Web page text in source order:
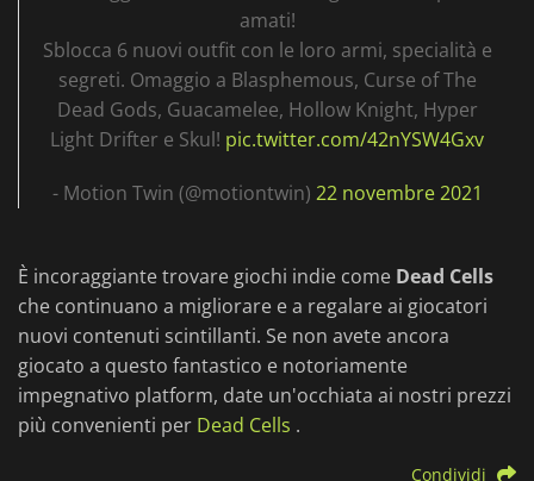
amati!
Sblocca 6 nuovi outfit con le loro armi, specialità e
segreti. Omaggio a Blasphemous, Curse of The
Dead Gods, Guacamelee, Hollow Knight, Hyper
Light Drifter e Skul! pic.twitter.com/42nYSW4Gxv
- Motion Twin (@motiontwin) 22 novembre 2021
È incoraggiante trovare giochi indie come Dead Cells
che continuano a migliorare e a regalare ai giocatori
nuovi contenuti scintillanti. Se non avete ancora
giocato a questo fantastico e notoriamente
impegnativo platform, date un'occhiata ai nostri prezzi
più convenienti per Dead Cells .
Condividi